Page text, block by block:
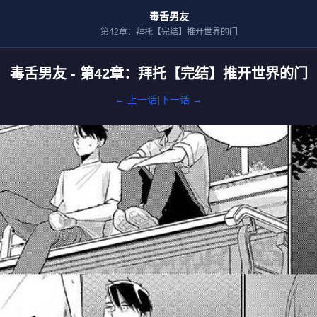
毒舌男友
第42章：拜托【完结】推开世界的门
毒舌男友 - 第42章：拜托【完结】推开世界的门
← 上一话|下一话 →